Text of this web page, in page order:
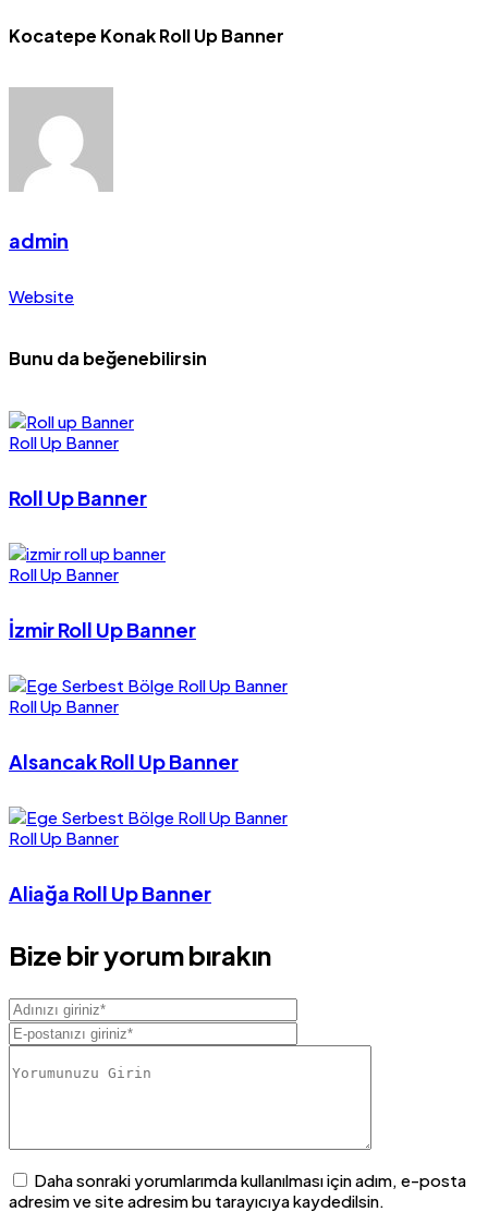
Kocatepe Konak Roll Up Banner
admin
Website
Bunu da beğenebilirsin
Roll Up Banner
Roll Up Banner
Roll Up Banner
İzmir Roll Up Banner
Roll Up Banner
Alsancak Roll Up Banner
Roll Up Banner
Aliağa Roll Up Banner
Bize bir yorum bırakın
Daha sonraki yorumlarımda kullanılması için adım, e-posta
adresim ve site adresim bu tarayıcıya kaydedilsin.